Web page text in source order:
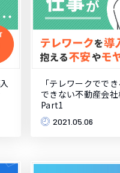
「テレワークでで
できない不動産会
Part1
2021.05.06